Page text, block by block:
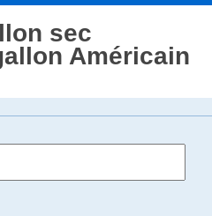
sec
Américain